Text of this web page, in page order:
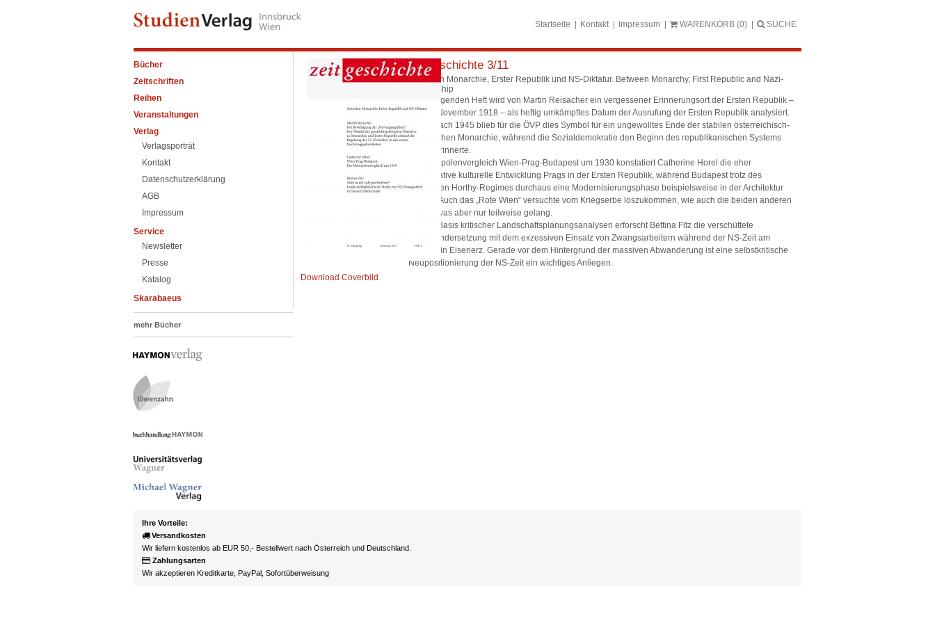
Startseite Kontakt Impressum WARENKORB (0) SUCHE
Bücher
Zeitschriften
Reihen
Veranstaltungen
Verlag
Verlagsporträt
Kontakt
Datenschutzerklärung
AGB
Impressum
Service
Newsletter
Presse
Katalog
Skarabaeus
mehr Bücher
Download Coverbild
zeitgeschichte 3/11
Zwischen Monarchie, Erster Republik und NS-Diktatur. Between Monarchy, First Republic and Nazi-
Dictatorship
Im vorliegenden Heft wird von Martin Reisacher ein vergessener Erinnerungsort der Ersten Republik –
der 12. November 1918 – als heftig umkämpftes Datum der Ausrufung der Ersten Republik analysiert.
Selbst nach 1945 blieb für die ÖVP dies Symbol für ein ungewolltes Ende der stabilen österreichisch-
ungarischen Monarchie, während die Sozialdemokratie den Beginn des republikanischen Systems
positiv erinnerte.
Im Metropolenvergleich Wien-Prag-Budapest um 1930 konstatiert Catherine Horel die eher
konservative kulturelle Entwicklung Prags in der Ersten Republik, während Budapest trotz des
autoritären Horthy-Regimes durchaus eine Modernisierungsphase beispielsweise in der Architektur
erlebte. Auch das „Rote Wien“ versuchte vom Kriegserbe loszukommen, wie auch die beiden anderen
Städte, was aber nur teilweise gelang.
Auf der Basis kritischer Landschaftsplanungsanalysen erforscht Bettina Fitz die verschüttete
Auseinandersetzung mit dem exzessiven Einsatz von Zwangsarbeitern während der NS-Zeit am
Erzberg in Eisenerz. Gerade vor dem Hintergrund der massiven Abwanderung ist eine selbstkritische
Neupositionierung der NS-Zeit ein wichtiges Anliegen.
Ihre Vorteile:
Versandkosten
Wir liefern kostenlos ab EUR 50,- Bestellwert nach Österreich und Deutschland.
Zahlungsarten
Wir akzeptieren Kreditkarte, PayPal, Sofortüberweisung